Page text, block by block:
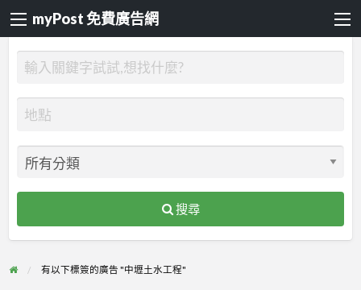
myPost 免費廣告網
搜尋
有以下標簽的廣告 "中壢土水工程"